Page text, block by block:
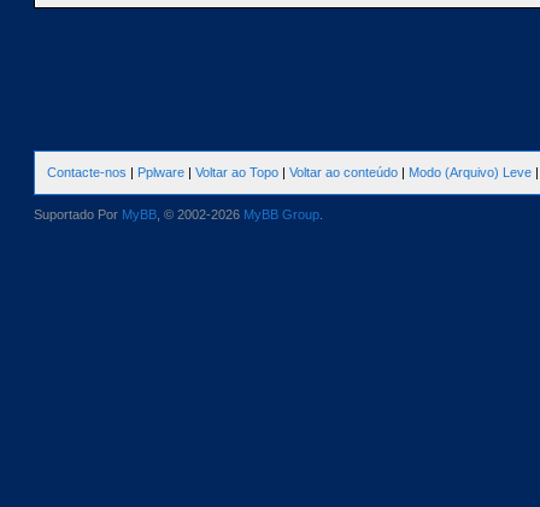
Contacte-nos | Pplware | Voltar ao Topo | Voltar ao conteúdo | Modo (Arquivo) Leve
Suportado Por MyBB , © 2002-2026 MyBB Group